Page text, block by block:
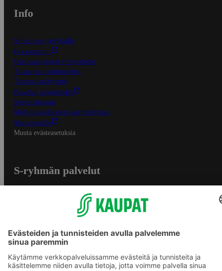
Info
S-Business yrityksille
Oiva-raportit
Osuuskauppojen yhteystiedot
Tilaus- ja toimitusehdot
Tietosuojakäytäntö
Palvelun käyttöehdot
Saavutettavuus
Mobiilisovelluksen saavutettavuus
Mainostajalle
Muuta evästeasetuksia
S-ryhmän palvelut
S-ostoslista -sovellus
Prisma.fi
Sokos.fi
S-Pankki